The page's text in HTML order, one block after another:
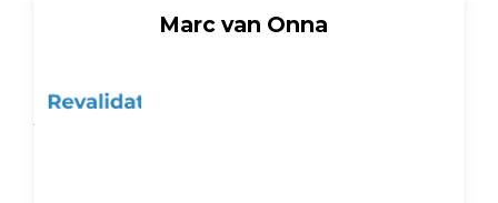
Marc van Onna